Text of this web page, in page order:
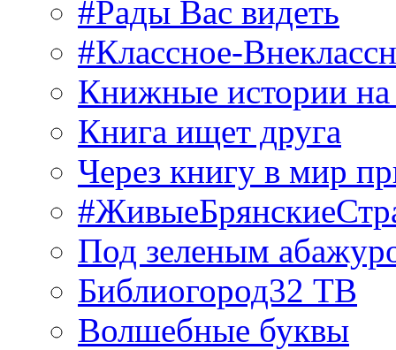
#Рады Вас видеть
#Классное-
Книжные истории
Книга ищет друга
Через книгу в мир
Под зеленым
Библиогород32 ТВ
Волшебные буквы